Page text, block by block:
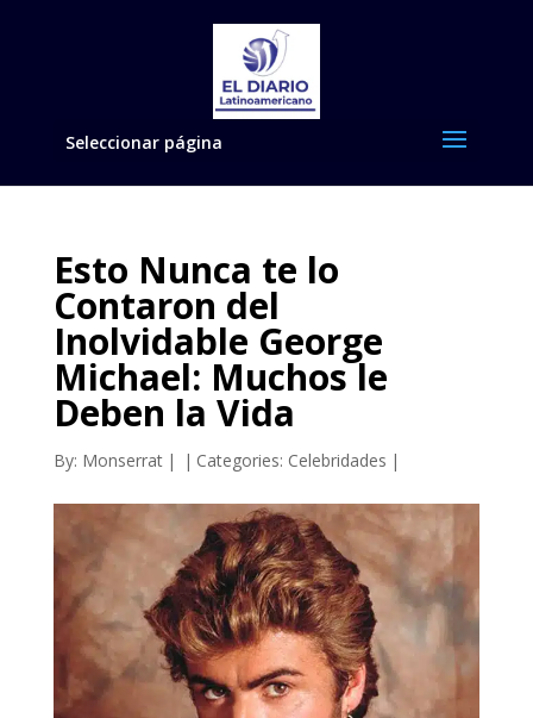
Seleccionar página
Esto Nunca te lo
Contaron del
Inolvidable George
Michael: Muchos le
Deben la Vida
By: Monserrat | | Categories: Celebridades |